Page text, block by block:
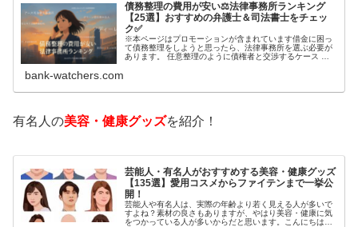
債務整理の費用が安い⚖️法律事務所ランキング
【25選】おすすめの弁護士＆司法書士をチェッ
ク✅
※本ページはプロモーションが含まれています借金に困っ
て債務整理をしようと思ったら、法律事務所を選ぶ必要が
あります。 任意整理のように債権者と交渉するケース 自
bank-watchers.com
有名人の美容・健康グッズを紹介！
芸能人・有名人がおすすめする美容・健康グッズ
【135選】愛用コスメからファイテンまで一挙公
開！
芸能人や有名人は、実際の年齢より若く見える人が多いで
すよね？素材の良さもありますが、やはり美容・健康に気
をつかっている人が多いからだと思います。こんにちは！